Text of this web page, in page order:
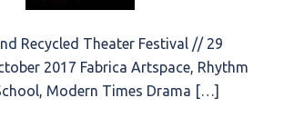
Recycled Theater Festival // 29
2017 Fabrica Artspace, Rhythm
Modern Times Drama […]